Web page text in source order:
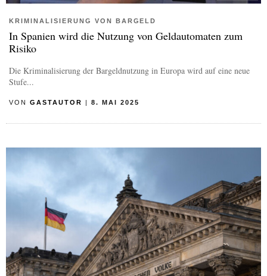
KRIMINALISIERUNG VON BARGELD
In Spanien wird die Nutzung von Geldautomaten zum
Risiko
Die Kriminalisierung der Bargeldnutzung in Europa wird auf eine neue
Stufe...
VON GASTAUTOR | 8. MAI 2025